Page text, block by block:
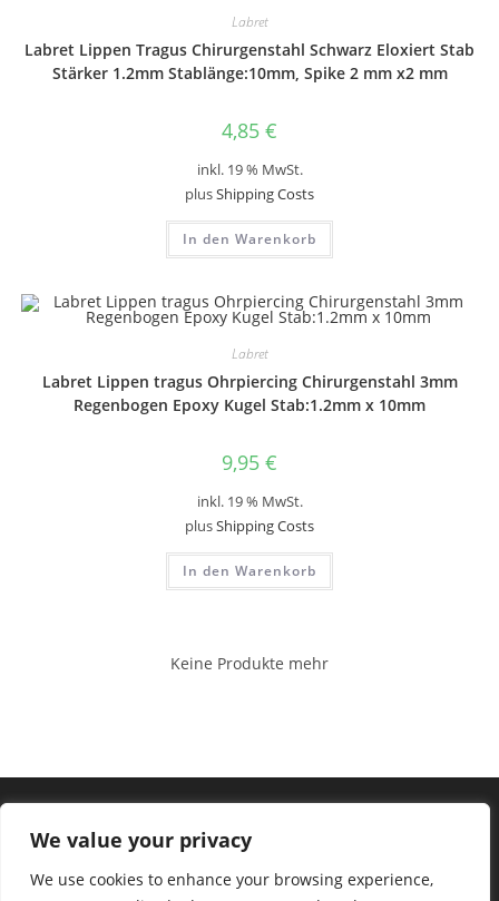
We value your privacy
We use cookies to enhance your browsing experience,
Labret
Labret Lippen Tragus Chirurgenstahl Schwarz Eloxiert Stab
Stärker 1.2mm Stablänge:10mm, Spike 2 mm x2 mm
4,85 €
inkl. 19 % MwSt.
plusShipping Costs
In den Warenkorb
Labret
Labret Lippen tragus Ohrpiercing Chirurgenstahl 3mm
Regenbogen Epoxy Kugel Stab:1.2mm x 10mm
9,95 €
inkl. 19 % MwSt.
plusShipping Costs
In den Warenkorb
Keine Produkte mehr